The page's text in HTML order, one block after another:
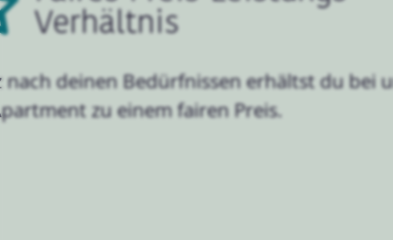
Verhältnis
nach deinen Bedürfnissen erhältst du bei
zu einem fairen Preis.